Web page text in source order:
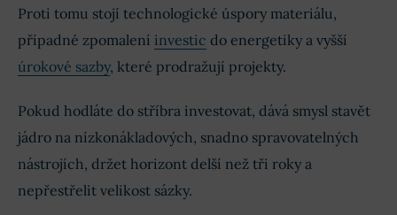
Proti tomu stojí technologické úspory materiálu,
případné zpomalení investic do energetiky a vyšší
úrokové sazby, které prodražují projekty.
Pokud hodláte do stříbra investovat, dává smysl stavět
jádro na nízkonákladových, snadno spravovatelných
nástrojích, držet horizont delší než tři roky a
nepřestřelit velikost sázky.